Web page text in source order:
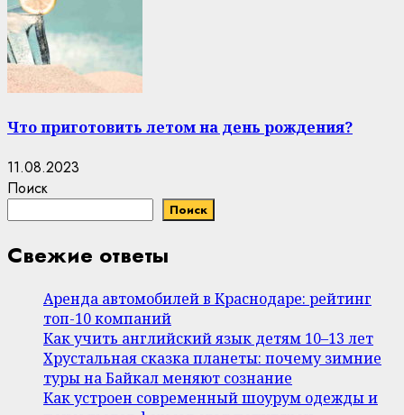
Что приготовить летом на день рождения?
11.08.2023
Поиск
Поиск
Свежие ответы
Аренда автомобилей в Краснодаре: рейтинг
топ-10 компаний
Как учить английский язык детям 10–13 лет
Хрустальная сказка планеты: почему зимние
туры на Байкал меняют сознание
Как устроен современный шоурум одежды и